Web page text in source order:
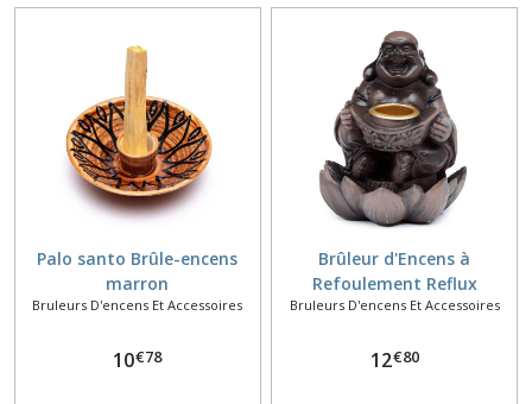
Palo santo Brûle-encens
marron
Bruleurs D'encens Et Accessoires
10€78
Brûleur d'Encens à
Refoulement Reflux
Backflow Peace of the East
Bruleurs D'encens Et Accessoires
12€80